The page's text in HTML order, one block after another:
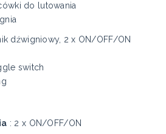
do lutowania
dźwigniowy, 2 x ON/OFF/ON
switch
: 2 x ON/OFF/ON